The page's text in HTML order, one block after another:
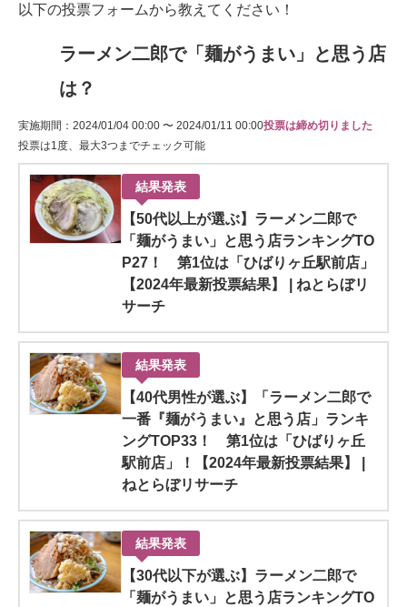
以下の投票フォームから教えてください！
ラーメン二郎で「麺がうまい」と思う店
は？
実施期間：2024/01/04 00:00 〜 2024/01/11 00:00
投票は1度、最大3つまでチェック可能
投票は締め切りました
結果発表
【50代以上が選ぶ】ラーメン二郎で
「麺がうまい」と思う店ランキングTO
P27！ 第1位は「ひばりヶ丘駅前店」
【2024年最新投票結果】 | ねとらぼリ
サーチ
結果発表
【40代男性が選ぶ】「ラーメン二郎で
一番『麺がうまい』と思う店」ランキ
ングTOP33！ 第1位は「ひばりヶ丘
駅前店」！【2024年最新投票結果】 |
ねとらぼリサーチ
結果発表
【30代以下が選ぶ】ラーメン二郎で
「麺がうまい」と思う店ランキングTO